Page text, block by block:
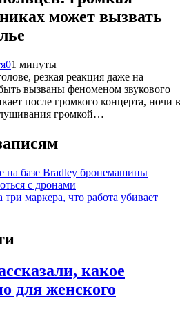
может вызвать
01 минуты
резкая реакция даже на
вызваны феноменом звукового
после громкого концерта, ночи в
громкой…
на базе Bradley бронемашины
с дронами
три маркера, что работа убивает
какое
для женского